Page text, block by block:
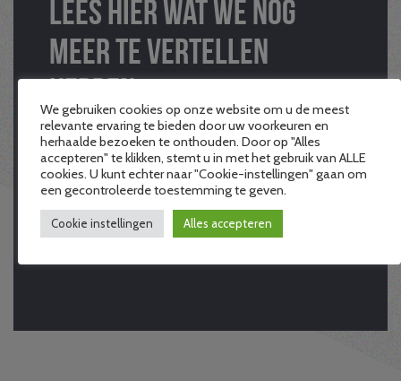
Lees hier wat we nog
meer te vertellen
hebben
Sokken!
Jongerendakloosheid (16-27 jaar)
We gebruiken cookies op onze website om u de meest
relevante ervaring te bieden door uw voorkeuren en
herhaalde bezoeken te onthouden. Door op "Alles
accepteren" te klikken, stemt u in met het gebruik van ALLE
cookies. U kunt echter naar "Cookie-instellingen" gaan om
een gecontroleerde toestemming te geven.
Cookie instellingen Alles accepteren